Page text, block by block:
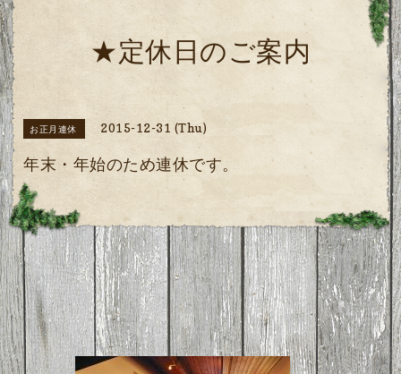
★定休日のご案内
お正月連休 2015-12-31 (Thu)
年末・年始のため連休です。